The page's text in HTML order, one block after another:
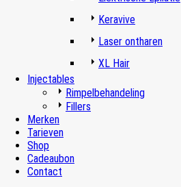
Keravive
Laser ontharen
XL Hair
Injectables
Rimpelbehandeling
Fillers
Merken
Tarieven
Shop
Cadeaubon
Contact